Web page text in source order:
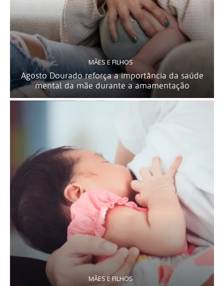
MÃES E FILHOS
Agosto Dourado reforça a importância da saúde
mental da mãe durante a amamentação
MÃES E FILHOS